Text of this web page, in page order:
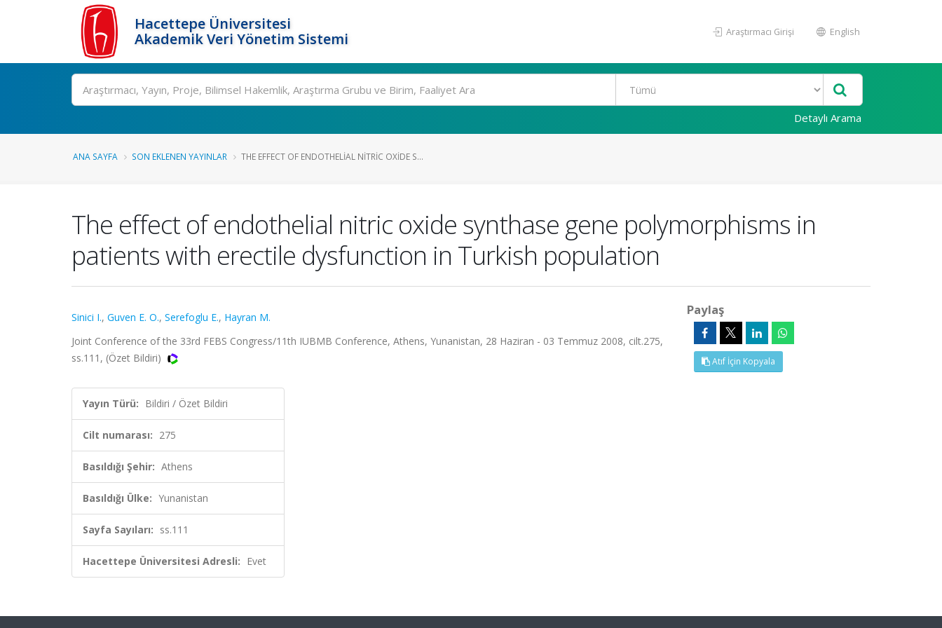
Hacettepe Üniversitesi
Akademik Veri Yönetim Sistemi
Araştırmacı Girişi English
Ara
Detaylı Arama
ANA SAYFA SON EKLENEN YAYINLAR THE EFFECT OF ENDOTHELIAL NITRIC OXIDE S...
The effect of endothelial nitric oxide synthase gene polymorphisms in
patients with erectile dysfunction in Turkish population
Sinici I., Guven E. O., Serefoglu E., Hayran M.
Joint Conference of the 33rd FEBS Congress/11th IUBMB Conference, Athens, Yunanistan, 28 Haziran - 03 Temmuz 2008, cilt.275,
ss.111, (Özet Bildiri)
Yayın Türü: Bildiri / Özet Bildiri
Cilt numarası: 275
Basıldığı Şehir: Athens
Basıldığı Ülke: Yunanistan
Sayfa Sayıları: ss.111
Hacettepe Üniversitesi Adresli: Evet
Paylaş
Atıf İçin Kopyala